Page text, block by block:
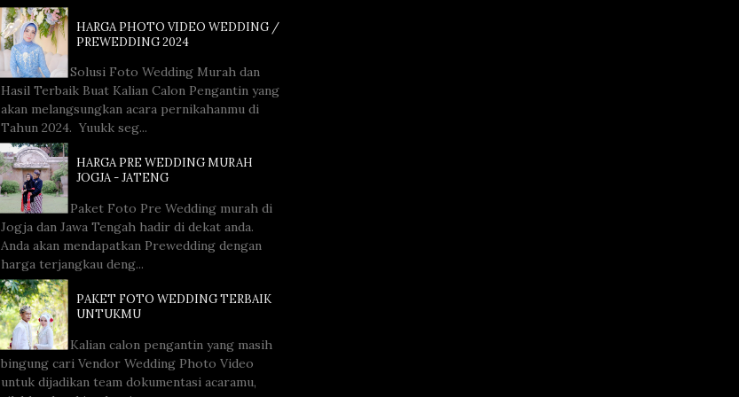
HARGA PHOTO VIDEO WEDDING /
PREWEDDING 2024
Solusi Foto Wedding Murah dan
Hasil Terbaik Buat Kalian Calon Pengantin yang
akan melangsungkan acara pernikahanmu di
Tahun 2024. Yuukk seg...
HARGA PRE WEDDING MURAH
JOGJA - JATENG
Paket Foto Pre Wedding murah di
Jogja dan Jawa Tengah hadir di dekat anda.
Anda akan mendapatkan Prewedding dengan
harga terjangkau deng...
PAKET FOTO WEDDING TERBAIK
UNTUKMU
Kalian calon pengantin yang masih
bingung cari Vendor Wedding Photo Video
untuk dijadikan team dokumentasi acaramu,